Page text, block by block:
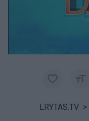
LRYTAS.TV >